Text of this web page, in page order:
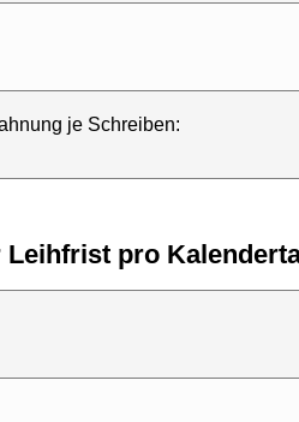
je Schreiben:
Leihfrist pro